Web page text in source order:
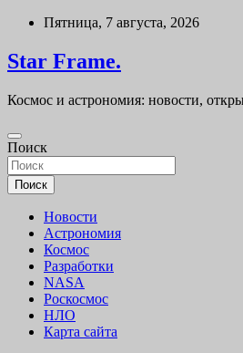
Перейти
содержимому
Пятница, 7 августа, 2026
Star Frame.
Космос и астрономия: новости,
Поиск
Поиск
Новости
Астрономия
Космос
Разработки
NASA
Роскосмос
НЛО
Карта сайта